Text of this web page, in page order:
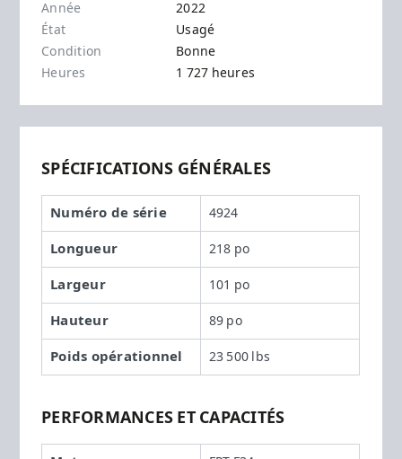
Année
2022
État
Usagé
Condition
Bonne
Heures
1 727 heures
SPÉCIFICATIONS GÉNÉRALES
Numéro de série 4924
Longueur 218 po
Largeur 101 po
Hauteur 89 po
Poids opérationnel 23 500 lbs
PERFORMANCES ET CAPACITÉS